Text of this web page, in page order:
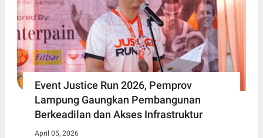
Event Justice Run 2026, Pemprov
Lampung Gaungkan Pembangunan
Berkeadilan dan Akses Infrastruktur
April 05, 2026